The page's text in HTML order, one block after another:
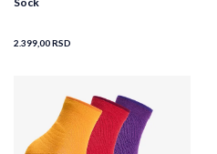
2.399,00RSD